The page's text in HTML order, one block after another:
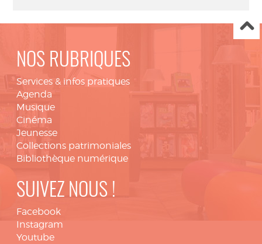
NOS RUBRIQUES
Services & infos pratiques
Agenda
Musique
Cinéma
Jeunesse
Collections patrimoniales
Bibliothèque numérique
SUIVEZ NOUS !
Facebook
Instagram
Youtube